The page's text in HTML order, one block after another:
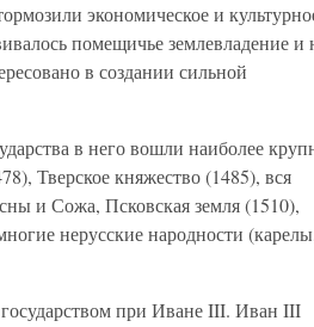
экономическое и
помещичье землевладение и
в создании сильной
в него вошли наиболее
Тверское княжество (1485), вся
и Сожа, Псковская земля (1510),
нерусские народности
при Иване III. Иван III